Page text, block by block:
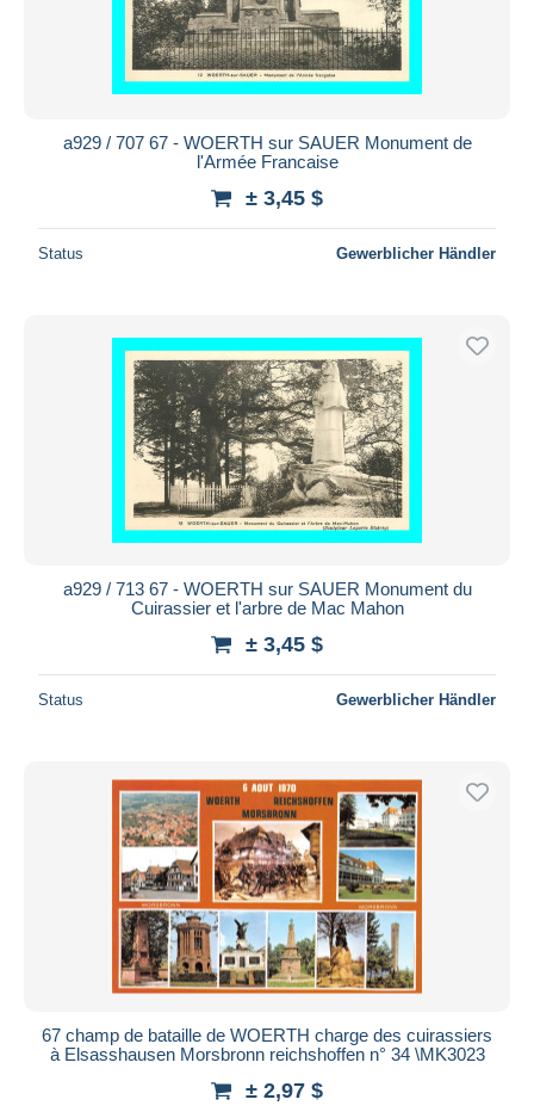
a929 / 707 67 - WOERTH sur SAUER Monument de
l'Armée Francaise
± 3,45 $
Status Gewerblicher Händler
a929 / 713 67 - WOERTH sur SAUER Monument du
Cuirassier et l'arbre de Mac Mahon
± 3,45 $
Status Gewerblicher Händler
67 champ de bataille de WOERTH charge des cuirassiers
à Elsasshausen Morsbronn reichshoffen n° 34 \MK3023
± 2,97 $